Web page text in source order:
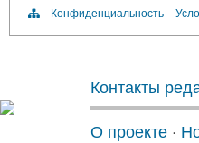
Конфиденциальность
Контакты
О проекте ·